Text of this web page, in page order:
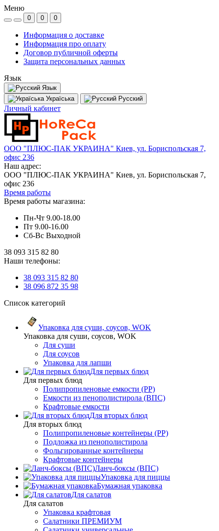
Меню
0 0 0
Информация о доставке
Информация про оплату
Договор публичной оферты
Защита персональных данных
Язык
Язык
Україська
Русский
Личный кабинет
ООО "ПЛЮС-ПАК УКРАИНА" Киев, ул. Бориспольская 7,
офис 236
Наш адрес:
ООО "ПЛЮС-ПАК УКРАИНА" Киев, ул. Бориспольская 7,
офис 236
Время работы
Время работы магазина:
Пн-Чт 9.00-18.00
Пт 9.00-16.00
Сб-Вс Выходной
38 093 315 82 80
Наши телефоны:
38 093 315 82 80
38 096 872 35 98
Список категорий
Упаковка для суши, соусов, WOK
Упаковка для суши, соусов, WOK
Для суши
Для соусов
Упаковка для лапши
Для первых блюд
Для первых блюд
Полипропиленовые емкости (PP)
Емкости из пенополистирола (ВПС)
Крафтовые емкости
Для вторых блюд
Для вторых блюд
Полипропиленовые контейнеры (PP)
Подложка из пенополистирола
Фольгированные контейнеры
Крафтовые контейнеры
Ланч-боксы (ВПС)
Упаковка для пиццы
Бумажная упаковка
Для салатов
Для салатов
Упаковка крафтовая
Салатники ПРЕМИУМ